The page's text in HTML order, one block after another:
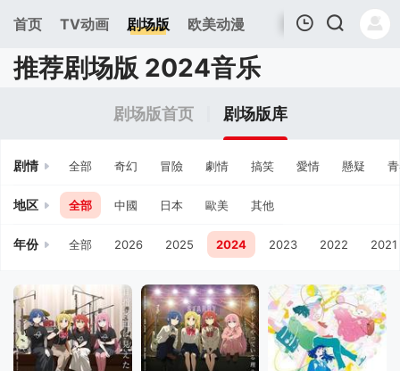
首页 TV动画 剧场版 欧美动漫
我的观影记录
推荐剧场版 2024音乐
剧场版首页 剧场版库
剧情 全部 奇幻 冒險 劇情 搞笑 愛情 懸疑
地区 全部 中國 日本 歐美 其他
年份 全部 2026 2025 2024 2023 2022 2021